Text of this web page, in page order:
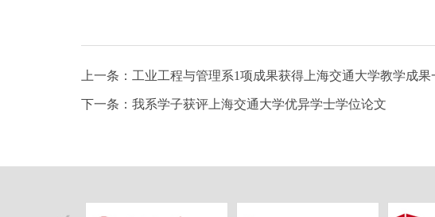
上一条：工业工程与管理系1项成果获得上海交通大学教学成果
下一条：我系学子获评上海交通大学优异学士学位论文